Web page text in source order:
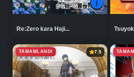
Re:Zero kara Haji...
TAMAMLANDI 7.5